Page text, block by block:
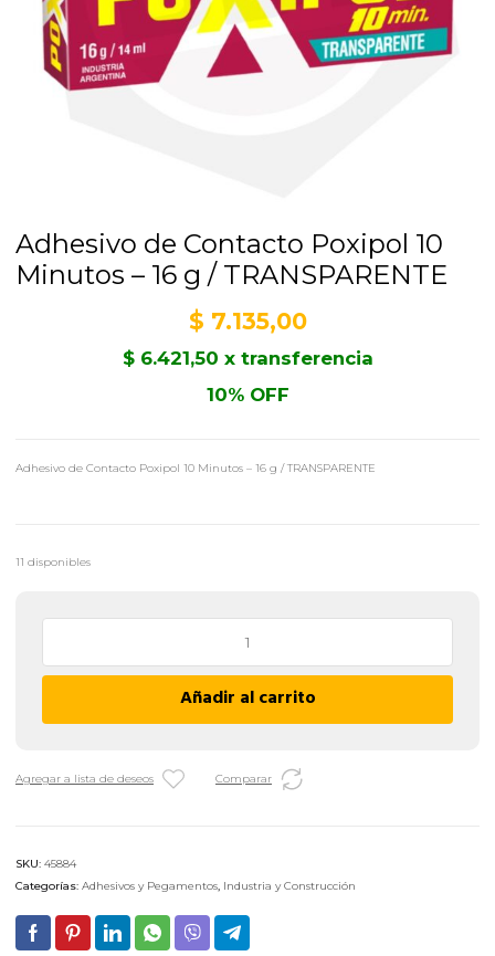
Adhesivo de Contacto Poxipol 10
Minutos – 16 g / TRANSPARENTE
$ 7.135,00
$6.421,50 x transferencia
10% OFF
Adhesivo de Contacto Poxipol 10 Minutos – 16 g / TRANSPARENTE
11 disponibles
Contacto
10
-
TRANSPARENTE
cantidad
Añadir al carrito
Agregar a lista de deseos Comparar
SKU: 45884
Categorías: Adhesivos y Pegamentos, Industria y Construcción